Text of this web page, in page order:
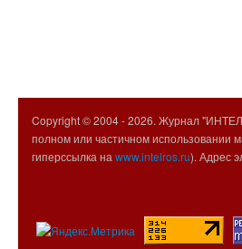
Copyright © 2004 -2026. Журнал
полном или частичном использовании
гиперссылка на www.intelros.ru). Адрес